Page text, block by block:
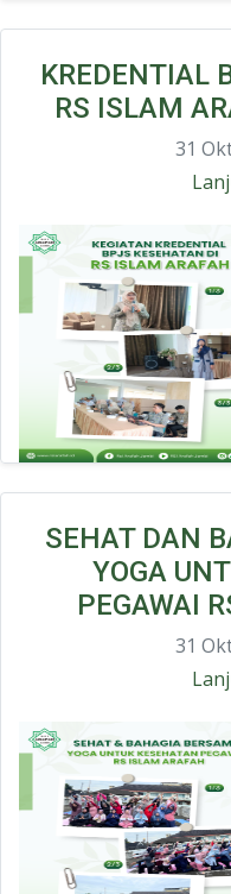
KREDENTIAL
RS ISLAM
31
SEHAT DAN
YOGA
PEGAWAI
31